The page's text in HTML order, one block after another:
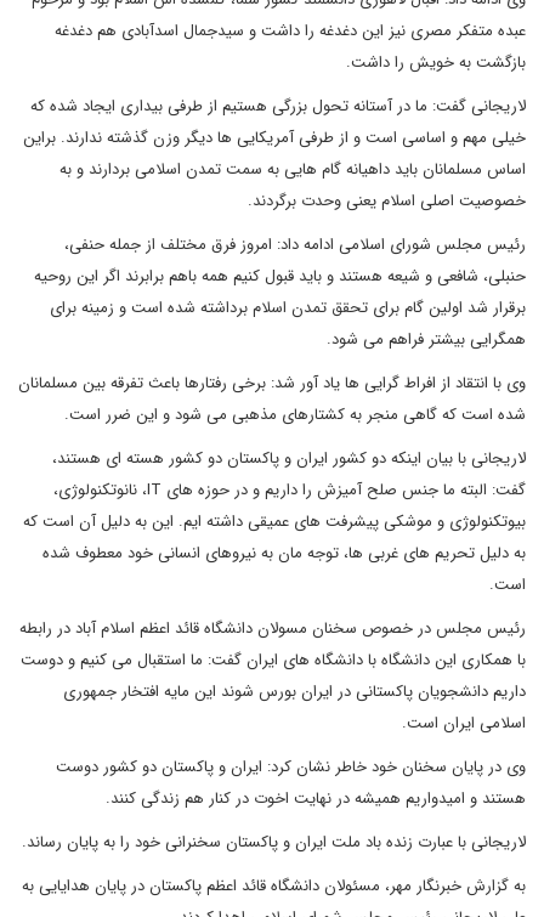
عبده متفکر مصری نیز این دغدغه را داشت و سیدجمال اسدآبادی هم دغدغه
بازگشت به خویش را داشت.
لاریجانی گفت: ما در آستانه تحول بزرگی هستیم از طرفی بیداری ایجاد شده که
خیلی مهم و اساسی است و از طرفی آمریکایی ها دیگر وزن گذشته ندارند. براین
اساس مسلمانان باید داهیانه گام هایی به سمت تمدن اسلامی بردارند و به
خصوصیت اصلی اسلام یعنی وحدت برگردند.
رئیس مجلس شورای اسلامی ادامه داد: امروز فرق مختلف از جمله حنفی،
حنبلی، شافعی و شیعه هستند و باید قبول کنیم همه باهم برابرند اگر این روحیه
برقرار شد اولین گام برای تحقق تمدن اسلام برداشته شده است و زمینه برای
همگرایی بیشتر فراهم می شود.
وی با انتقاد از افراط گرایی ها یاد آور شد: برخی رفتارها باعث تفرقه بین مسلمانان
شده است که گاهی منجر به کشتارهای مذهبی می شود و این ضرر است.
لاریجانی با بیان اینکه دو کشور ایران و پاکستان دو کشور هسته ای هستند،
گفت: البته ما جنس صلح آمیزش را داریم و در حوزه های IT، نانوتکنولوژی،
بیوتکنولوژی و موشکی پیشرفت های عمیقی داشته ایم. این به دلیل آن است که
به دلیل تحریم های غربی ها، توجه مان به نیروهای انسانی خود معطوف شده
است.
رئیس مجلس در خصوص سخنان مسولان دانشگاه قائد اعظم اسلام آباد در رابطه
با همکاری این دانشگاه با دانشگاه های ایران گفت: ما استقبال می کنیم و دوست
داریم دانشجویان پاکستانی در ایران بورس شوند این مایه افتخار جمهوری
اسلامی ایران است.
وی در پایان سخنان خود خاطر نشان کرد: ایران و پاکستان دو کشور دوست
هستند و امیدواریم همیشه در نهایت اخوت در کنار هم زندگی کنند.
لاریجانی با عبارت زنده باد ملت ایران و پاکستان سخنرانی خود را به پایان رساند.
به گزارش خبرنگار مهر، مسئولان دانشگاه قائد اعظم پاکستان در پایان هدایایی به